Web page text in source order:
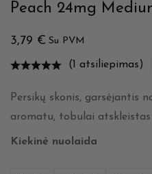
Peach 24mg
3,79 € Su PVM
(1 atsiliepimas)
Persikų skonis, garsėjantis
aromatu, tobulai atskleistas
Kiekinė nuolaida